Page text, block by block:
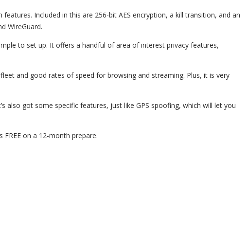
Included in this are 256-bit AES encryption, a kill transition, and an
WireGuard.
to set up. It offers a handful of area of interest privacy features,
and good rates of speed for browsing and streaming. Plus, it is very
also got some specific features, just like GPS spoofing, which will let you
on a 12-month prepare.